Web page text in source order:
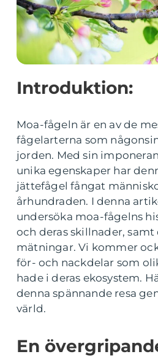
Introduktion:
Moa-fågeln är en av de
fågelarterna som
jorden. Med sin
unika egenskaper har
jättefågel fångat
århundraden. I denna
undersöka moa-fågelns
och deras skillnader,
mätningar. Vi kommer
för- och nackdelar som
hade i deras ekosystem.
denna spännande resa
värld.
En